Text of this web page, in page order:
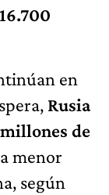
en
Rusia
de
menor
según